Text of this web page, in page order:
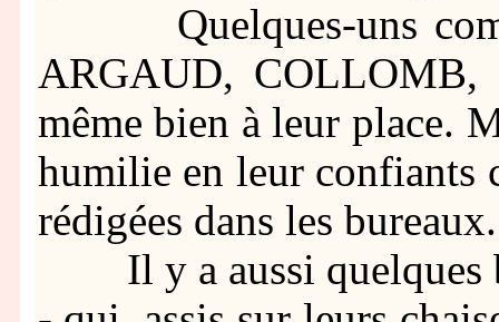
Quelques-uns
ARGAUD, COLLOMB,
même bien à leur place.
humilie en leur confiants
rédigées dans les bureaux.
Il y a aussi quelques